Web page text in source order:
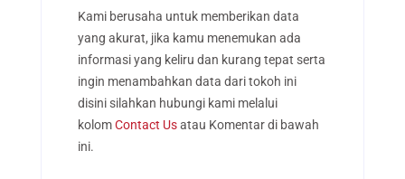
Kami berusaha untuk memberikan data
yang akurat, jika kamu menemukan ada
informasi yang keliru dan kurang tepat serta
ingin menambahkan data dari tokoh ini
disini silahkan hubungi kami melalui
kolomContact Usatau Komentar di bawah
ini.